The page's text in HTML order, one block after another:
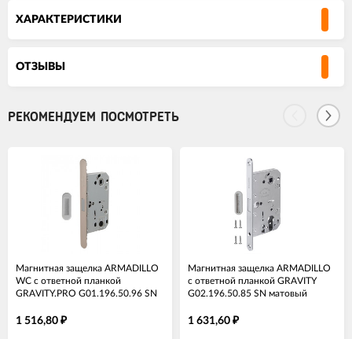
ХАРАКТЕРИСТИКИ
ОТЗЫВЫ
РЕКОМЕНДУЕМ ПОСМОТРЕТЬ
Магнитная защелка ARMADILLO
WC с ответной планкой
GRAVITY.PRO G01.196.50.96 SN
1 516,80 ₽
Магнитная защелка ARMADILLO
с ответной планкой GRAVITY
G02.196.50.85 SN матовый
1 631,60 ₽